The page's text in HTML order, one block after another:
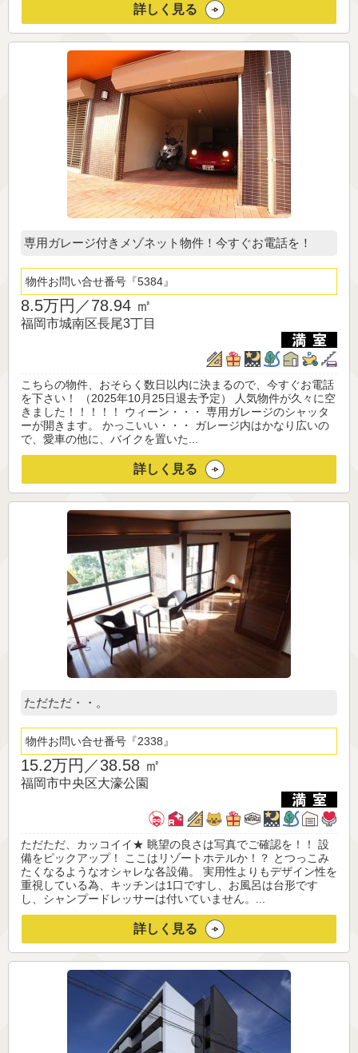
詳しく見る
専用ガレージ付きメゾネット物件！今すぐお電話を！
物件お問い合せ番号 5384
8.5万円／78.94 ㎡
福岡市城南区長尾3丁目
こちらの物件、おそらく数日以内に決まるので、今すぐお電話
を下さい！ （2025年10月25日退去予定） 人気物件が久々に空
きました！！！！！ ウィーン・・・ 専用ガレージのシャッタ
ーが開きます。 かっこいい・・・ ガレージ内はかなり広いの
で、愛車の他に、バイクを置いた...
詳しく見る
ただただ・・。
物件お問い合せ番号 2338
15.2万円／38.58 ㎡
福岡市中央区大濠公園
ただただ、カッコイイ★ 眺望の良さは写真でご確認を！！ 設
備をピックアップ！ ここはリゾートホテルか！？ とつっこみ
たくなるようなオシャレな各設備。 実用性よりもデザイン性を
重視している為、キッチンは1口ですし、お風呂は台形です
し、シャンプードレッサーは付いていません。...
詳しく見る